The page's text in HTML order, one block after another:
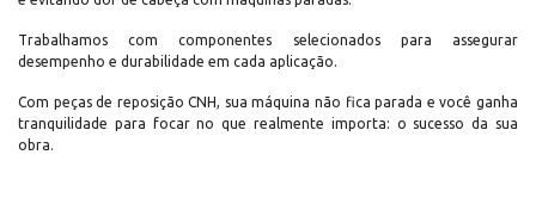
Trabalhamos com componentes selecionados para assegurar
desempenho e durabilidade em cada aplicação.
Com peças de reposição CNH, sua máquina não fica parada e você ganha
tranquilidade para focar no que realmente importa: o sucesso da sua
obra.